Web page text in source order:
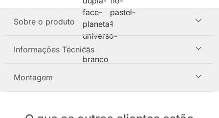
Sobre o produto
Informações Técnicas
Montagem